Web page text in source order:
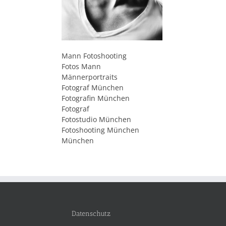
Mann Fotoshooting
Fotos Mann
Männerportraits
Fotograf München
Fotografin München
Fotograf
Fotostudio München
Fotoshooting München
München
Datenschutz